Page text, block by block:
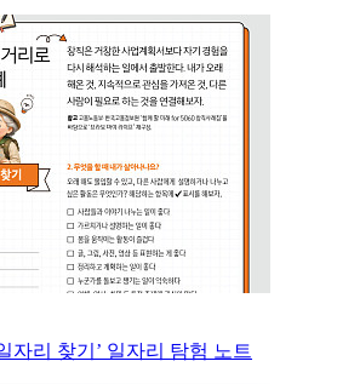
자리 찾기’ 일자리 탐험 노트